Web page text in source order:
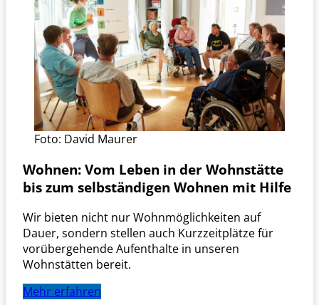
Foto: David Maurer
Wohnen: Vom Leben in der Wohnstätte
bis zum selbständigen Wohnen mit Hilfe
Wir bieten nicht nur Wohnmöglichkeiten auf
Dauer, sondern stellen auch Kurzzeitplätze für
vorübergehende Aufenthalte in unseren
Wohnstätten bereit.
Mehr erfahren